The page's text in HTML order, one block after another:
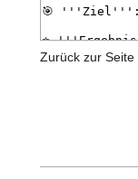
Zurück zur Seite